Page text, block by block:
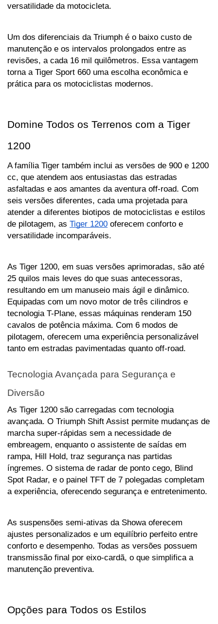
versatilidade da motocicleta.
Um dos diferenciais da Triumph é o baixo custo de
manutenção e os intervalos prolongados entre as
revisões, a cada 16 mil quilômetros. Essa vantagem
torna a Tiger Sport 660 uma escolha econômica e
prática para os motociclistas modernos.
Domine Todos os Terrenos com a Tiger
1200
A família Tiger também inclui as versões de 900 e 1200
cc, que atendem aos entusiastas das estradas
asfaltadas e aos amantes da aventura off-road. Com
seis versões diferentes, cada uma projetada para
atender a diferentes biotipos de motociclistas e estilos
de pilotagem, as Tiger 1200 oferecem conforto e
versatilidade incomparáveis.
As Tiger 1200, em suas versões aprimoradas, são até
25 quilos mais leves do que suas antecessoras,
resultando em um manuseio mais ágil e dinâmico.
Equipadas com um novo motor de três cilindros e
tecnologia T-Plane, essas máquinas renderam 150
cavalos de potência máxima. Com 6 modos de
pilotagem, oferecem uma experiência personalizável
tanto em estradas pavimentadas quanto off-road.
Tecnologia Avançada para Segurança e
Diversão
As Tiger 1200 são carregadas com tecnologia
avançada. O Triumph Shift Assist permite mudanças de
marcha super-rápidas sem a necessidade de
embreagem, enquanto o assistente de saídas em
rampa, Hill Hold, traz segurança nas partidas
íngremes. O sistema de radar de ponto cego, Blind
Spot Radar, e o painel TFT de 7 polegadas completam
a experiência, oferecendo segurança e entretenimento.
As suspensões semi-ativas da Showa oferecem
ajustes personalizados e um equilíbrio perfeito entre
conforto e desempenho. Todas as versões possuem
transmissão final por eixo-cardã, o que simplifica a
manutenção preventiva.
Opções para Todos os Estilos